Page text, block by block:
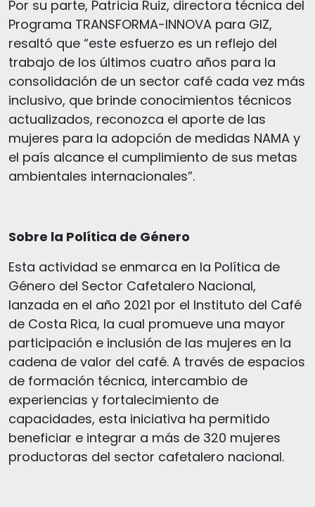
Por su parte, Patricia Ruiz, directora técnica del
Programa TRANSFORMA-INNOVA para GIZ,
resaltó que “este esfuerzo es un reflejo del
trabajo de los últimos cuatro años para la
consolidación de un sector café cada vez más
inclusivo, que brinde conocimientos técnicos
actualizados, reconozca el aporte de las
mujeres para la adopción de medidas NAMA y
el país alcance el cumplimiento de sus metas
ambientales internacionales”.
Sobre la Política de Género
Esta actividad se enmarca en la Política de
Género del Sector Cafetalero Nacional,
lanzada en el año 2021 por el Instituto del Café
de Costa Rica, la cual promueve una mayor
participación e inclusión de las mujeres en la
cadena de valor del café. A través de espacios
de formación técnica, intercambio de
experiencias y fortalecimiento de
capacidades, esta iniciativa ha permitido
beneficiar e integrar a más de 320 mujeres
productoras del sector cafetalero nacional.